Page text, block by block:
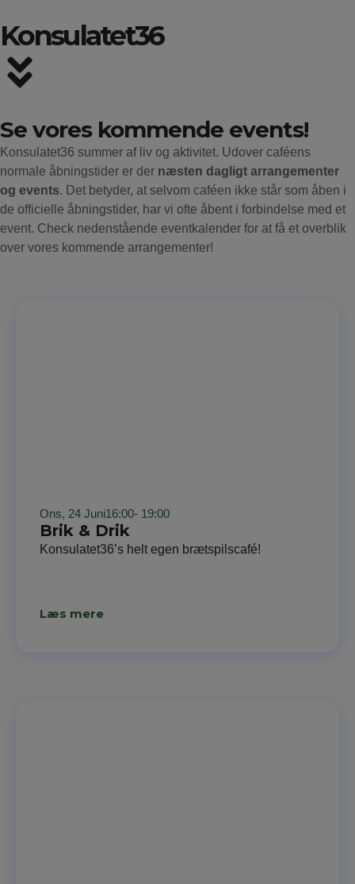
Konsulatet36
Se vores kommende events!
Konsulatet36 summer af liv og aktivitet. Udover caféens
normale åbningstider er der næsten dagligt arrangementer
og events. Det betyder, at selvom caféen ikke står som åben i
de officielle åbningstider, har vi ofte åbent i forbindelse med et
event. Check nedenstående eventkalender for at få et overblik
over vores kommende arrangementer!
Ons, 24 Juni16:00- 19:00
Brik & Drik
Konsulatet36’s helt egen brætspilscafé!
Læs mere